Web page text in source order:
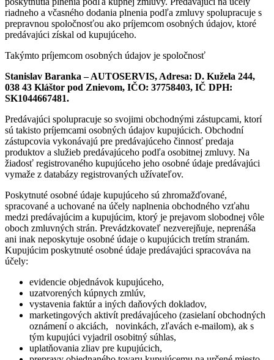
riadneho a včasného dodania plnenia podľa zmluvy spolupracuje s
prepravnou spoločnosťou ako príjemcom osobných údajov, ktoré
predávajúci získal od kupujúceho.
Takýmto príjemcom osobných údajov je spoločnosť
Stanislav Baranka – AUTOSERVIS, Adresa: D. Kužela 244,
038 43 Kláštor pod Znievom, IČO: 37758403, IČ DPH:
SK1044667481.
Predávajúci spolupracuje so svojimi obchodnými zástupcami, ktorí
sú takisto príjemcami osobných údajov kupujúcich. Obchodní
zástupcovia vykonávajú pre predávajúceho činnosť predaja
produktov a služieb predávajúceho podľa osobitnej zmluvy. Na
žiadosť registrovaného kupujúceho jeho osobné údaje predávajúci
vymaže z databázy registrovaných užívateľov.
Poskytnuté osobné údaje kupujúceho sú zhromažďované,
spracované a uchované na účely naplnenia obchodného vzťahu
medzi predávajúcim a kupujúcim, ktorý je prejavom slobodnej vôle
oboch zmluvných strán. Prevádzkovateľ nezverejňuje, neprenáša
ani inak neposkytuje osobné údaje o kupujúcich tretím stranám.
Kupujúcim poskytnuté osobné údaje predávajúci spracováva na
účely:
evidencie objednávok kupujúceho,
uzatvorených kúpnych zmlúv,
vystavenia faktúr a iných daňových dokladov,
marketingových aktivít predávajúceho (zasielaní obchodných
oznámení o akciách, novinkách, zľavách e-mailom), ak s
tým kupujúci vyjadril osobitný súhlas,
uplatňovania zliav pre kupujúcich,